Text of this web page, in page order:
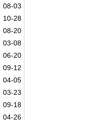
08-03
10-28
08-20
03-08
06-20
09-12
04-05
03-23
09-18
04-26